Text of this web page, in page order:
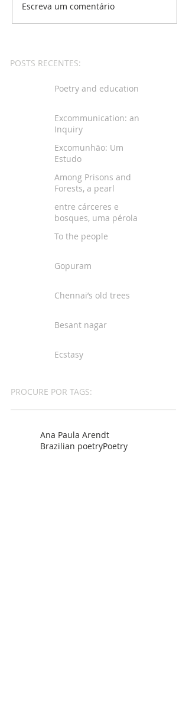
Escreva um comentário
POSTS RECENTES:
Poetry and education
Excommunication: an
Inquiry
Excomunhão: Um
Estudo
Among Prisons and
Forests, a pearl
entre cárceres e
bosques, uma pérola
To the people
Gopuram
Chennai’s old trees
Besant nagar
Ecstasy
PROCURE POR TAGS:
Ana Paula Arendt
Brazilian poetryPoetry